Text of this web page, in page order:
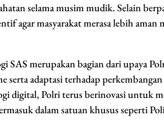
selama musim mudik. Selain
agar masyarakat merasa lebih aman
SAS merupakan bagian dari upaya
serta adaptasi terhadap perkembangan
digital, Polri terus berinovasi untuk
dalam satuan khusus seperti